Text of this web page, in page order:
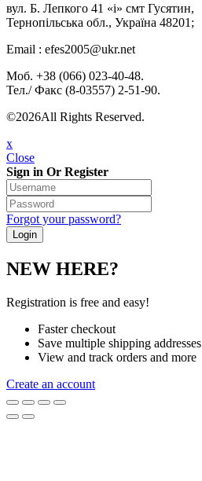
вул. Б. Лепкого 41 «і» смт Гусятин,
Тернопільська обл., Україна 48201;
Email : efes2005@ukr.net
Моб. +38 (066) 023-40-48.
Тел./ Факс (8-03557) 2-51-90.
©2026All Rights Reserved.
x
Close
Sign in Or Register
Forgot your password?
NEW HERE?
Registration is free and easy!
Faster checkout
Save multiple shipping addresses
View and track orders and more
Create an account